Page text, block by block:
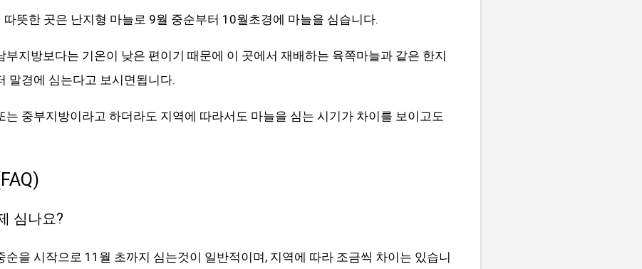
뜻한 곳은 난지형 마늘로 9월 중순부터 10월초경에 마늘을 심습니다.
부지방보다는 기온이 낮은 편이기 때문에 이 곳에서 재배하는 육쪽마늘과 같은 한지
말경에 심는다고 보시면됩니다.
는 중부지방이라고 하더라도 지역에 따라서도 마늘을 심는 시기가 차이를 보이고도
심나요?
순을 시작으로 11월 초까지 심는것이 일반적이며, 지역에 따라 조금씩 차이는 있습니